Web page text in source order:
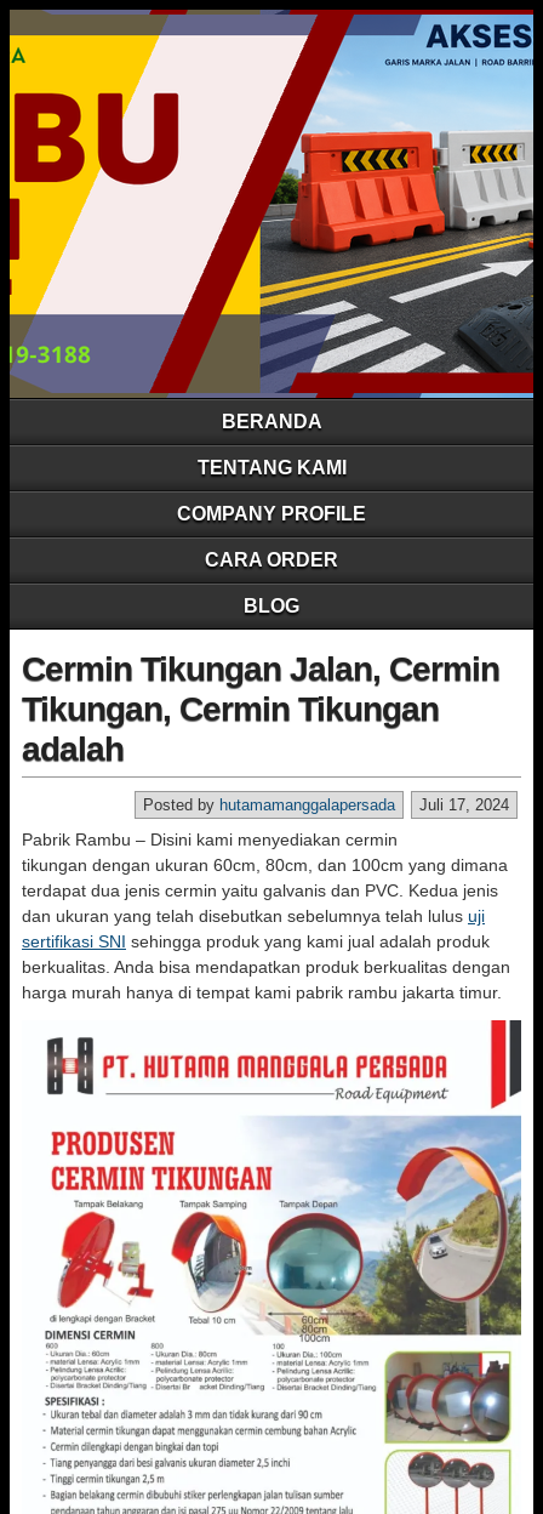
BERANDA
TENTANG KAMI
COMPANY PROFILE
CARA ORDER
BLOG
Cermin Tikungan Jalan, Cermin
Tikungan, Cermin Tikungan
adalah
Juli 17, 2024
Posted by hutamamanggalapersada
Pabrik Rambu – Disini kami menyediakan cermin
tikungan dengan ukuran 60cm, 80cm, dan 100cm yang dimana
terdapat dua jenis cermin yaitu galvanis dan PVC. Kedua jenis
dan ukuran yang telah disebutkan sebelumnya telah lulus uji
sertifikasi SNI sehingga produk yang kami jual adalah produk
berkualitas. Anda bisa mendapatkan produk berkualitas dengan
harga murah hanya di tempat kami pabrik rambu jakarta timur.